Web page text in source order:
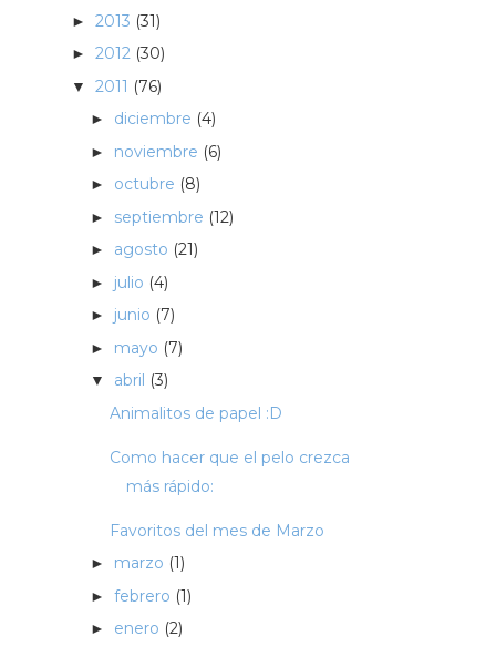
► 2013 (31)
► 2012 (30)
▼ 2011 (76)
► diciembre (4)
► noviembre (6)
► octubre (8)
► septiembre (12)
► agosto (21)
► julio (4)
► junio (7)
► mayo (7)
▼ abril (3)
Animalitos de papel :D
Como hacer que el pelo crezca
más rápido:
Favoritos del mes de Marzo
► marzo (1)
► febrero (1)
► enero (2)